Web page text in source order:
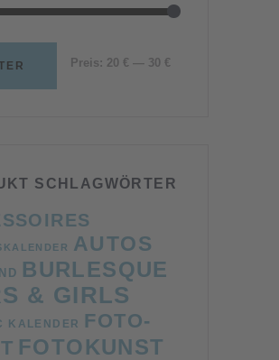
Preis: 20 € — 30 €
SCHLAGWÖRTER
AUTOS
BURLESQUE
& GIRLS
KALENDER
FOTO-
FOTOKUNST